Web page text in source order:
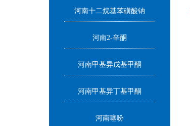
河南十二烷基苯磺酸钠
河南2-辛酮
河南甲基异戊基甲酮
河南甲基异丁基甲酮
河南噻吩